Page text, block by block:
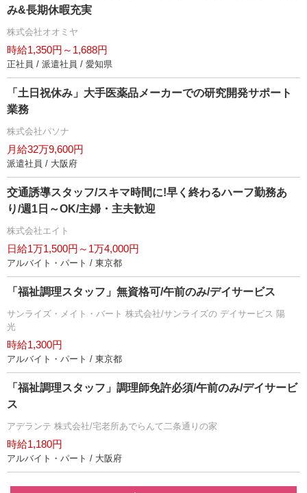
み&長期休暇充実
株式会社オオミヤ
時給1,350円～1,688円
正社員 / 派遣社員 / 愛知県
「土日祝休み」大手医薬品メーカーでの研究開発サポート
業務
株式会社パソナ
月給32万9,600円
派遣社員 / 大阪府
交通誘導スタッフ/スキマ時間に!早く終わるハーフ勤務あ
り/週1日～OK/主婦・主夫歓迎
株式会社エイト
日給1万1,500円～1万4,000円
アルバイト・パート / 東京都
「福祉調理スタッフ」無資格可/午前のみ/デイサービス
サンライズ・メイト・バート 株式会社/サンライズの デイサービス 陽
光
時給1,300円
アルバイト・パート / 東京都
「福祉調理スタッフ」調理師免許必須/午前のみ/デイサービ
ス
アデランテ 株式会社/宅老所あでらんて二条通りの家
時給1,180円
アルバイト・パート / 大阪府